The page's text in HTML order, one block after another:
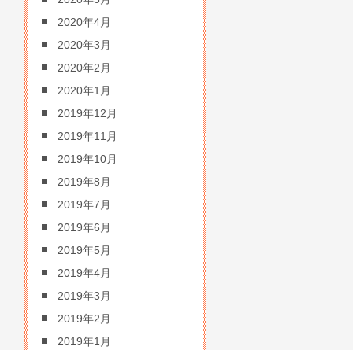
2020年4月
2020年3月
2020年2月
2020年1月
2019年12月
2019年11月
2019年10月
2019年8月
2019年7月
2019年6月
2019年5月
2019年4月
2019年3月
2019年2月
2019年1月